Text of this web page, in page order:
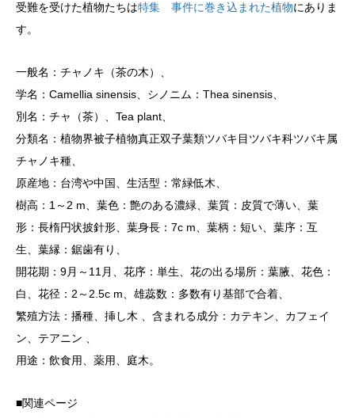
受難を受けた植物たちは特集 事件に巻き込まれた植物にありま
す。
一般名：チャノキ（茶の木）、
学名：Camellia sinensis、シノニム：Thea sinensis、
別名：チャ（茶）、Tea plant、
分類名：植物界被子植物真正双子葉類ツバキ目ツバキ科ツバキ属
チャノキ種、
原産地：台湾や中国、生活型：常緑低木、
樹高：1～2 m、葉色：艶のある濃緑、葉質：皮質で薄い、葉
形：長楕円状披針形、葉身長：7c m、葉柄：短い、葉序：互
生、葉縁：鋸歯有り、
開花期：9月～11月、花序：単生、花の出る場所：葉腋、花色：
白、花径：2～2.5c m、雄蕊数：多数有り基部で合着、
繁殖方法：播種、挿し木 、含まれる成分：カテキン、カフェイ
ン、テアニン 、
用途：飲食用、薬用、庭木。
■関連ページ